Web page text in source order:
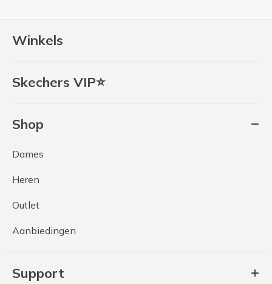
Winkels
Skechers VIP⭐
Shop
Dames
Heren
Outlet
Aanbiedingen
Support